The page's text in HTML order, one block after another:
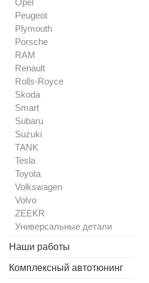
Opel
Peugeot
Plymouth
Porsche
RAM
Renault
Rolls-Royce
Skoda
Smart
Subaru
Suzuki
TANK
Tesla
Toyota
Volkswagen
Volvo
ZEEKR
Универсальные детали
Наши работы
Комплексный автотюнинг